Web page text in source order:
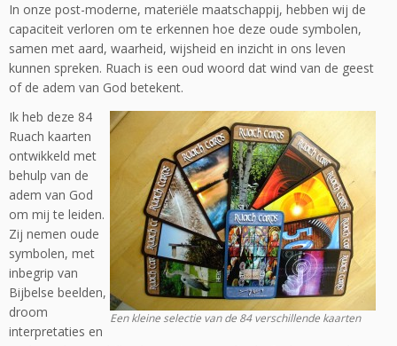
In onze post-moderne, materiële maatschappij, hebben wij de
capaciteit verloren om te erkennen hoe deze oude symbolen,
samen met aard, waarheid, wijsheid en inzicht in ons leven
kunnen spreken. Ruach is een oud woord dat wind van de geest
of de adem van God betekent.
Een kleine selectie van de 84 verschillende kaarten
Ik heb deze 84
Ruach kaarten
ontwikkeld met
behulp van de
adem van God
om mij te leiden.
Zij nemen oude
symbolen, met
inbegrip van
Bijbelse beelden,
droom
interpretaties en